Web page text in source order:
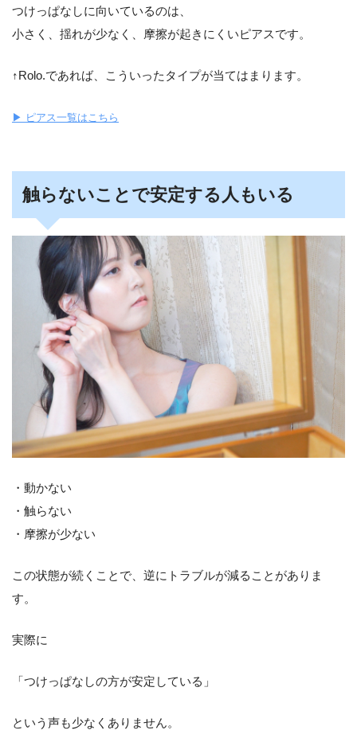
つけっぱなしに向いているのは、
小さく、揺れが少なく、摩擦が起きにくいピアスです。
↑Rolo.であれば、こういったタイプが当てはまります。
▶ ピアス一覧はこちら
触らないことで安定する人もいる
・動かない
・触らない
・摩擦が少ない
この状態が続くことで、逆にトラブルが減ることがありま
す。
実際に
「つけっぱなしの方が安定している」
という声も少なくありません。